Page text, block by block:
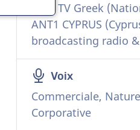
MAK TV Greek
ANT1 CYPRUS
broadcasting radio
Voix
Commerciale,
Corporative